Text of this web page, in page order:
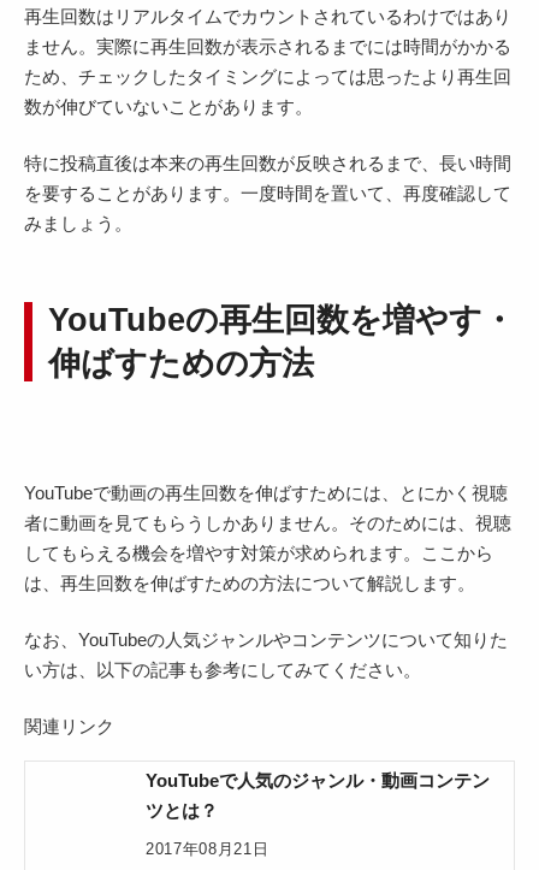
再生回数はリアルタイムでカウントされているわけではあり
ません。実際に再生回数が表示されるまでには時間がかかる
ため、チェックしたタイミングによっては思ったより再生回
数が伸びていないことがあります。
特に投稿直後は本来の再生回数が反映されるまで、長い時間
を要することがあります。一度時間を置いて、再度確認して
みましょう。
YouTubeの再生回数を増やす・
伸ばすための方法
YouTubeで動画の再生回数を伸ばすためには、とにかく視聴
者に動画を見てもらうしかありません。そのためには、視聴
してもらえる機会を増やす対策が求められます。ここから
は、再生回数を伸ばすための方法について解説します。
なお、YouTubeの人気ジャンルやコンテンツについて知りた
い方は、以下の記事も参考にしてみてください。
関連リンク
YouTubeで人気のジャンル・動画コンテン
ツとは？
2017年08月21日